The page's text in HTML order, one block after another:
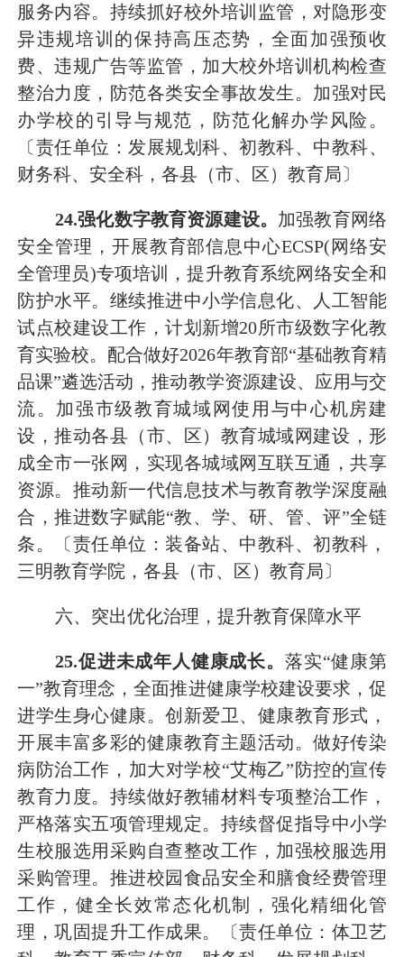
服务内容。 持续抓好校外培训监管， 对隐形变
异违规培训的保持高压态势，全面加强预收
费、违规广告等监管，加大校外培训机构检查
整治力度，防范各类安全事故发生。加强对民
办学校的引导与规范，防范化解办学风险。
〔责任单位：发展规划科、初教科、中教科、
财务科、安全科，各县（市、区）教育局〕
24.强化数字教育资源建设。 加强教育网络
安全管理，开展教育部信息中心ECSP(网络安
全管理员)专项培训，提升教育系统网络安全和
防护水平。继续推进中小学信息化、人工智能
试点校建设工作，计划新增20所市级数字化教
育实验校。配合做好2026年教育部“基础教育精
品课”遴选活动，推动教学资源建设、应用与交
流。加强市级教育城域网使用与中心机房建
设，推动各县 （市、 区） 教育城域网建设，形
成全市一张网，实现各城域网互联互通，共享
资源。推动新一代信息技术与教育教学深度融
合，推进数字赋能“教、学、研、管、评”全链
条。
〔责任单位：装备站、 中教科、初教科 ，
三明教育学院，各县（市、区）教育局〕
六、 突出优化治理，提升教育保障水平
25.促进未成年人健康成长。 落实“健康第
一”教育理念，全面推进健康学校建设要求，促
进学生身心健康。创新爱卫、健康教育形式，
开展丰富多彩的健康教育主题活动。做好传染
病防治工作，加大对学校“艾梅乙”防控的宣传
教育力度。 持续做好教辅材料专项整治工作，
严格落实五项管理规定。持续督促指导中小学
生校服选用采购自查整改工作，加强校服选用
采购管理。 推进校园食品安全和膳食经费管理
工作 ，健全长效常态化机制，强化精细化管
理，巩固提升工作成果。
〔责任单位：体卫艺